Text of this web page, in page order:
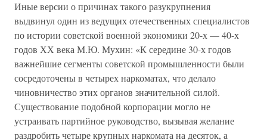
Иные версии о причинах такого разукрупнения
выдвинул один из ведущих отечественных специалистов
по истории советской военной экономики 20-х — 40-х
годов ХХ века М.Ю. Мухин: «К середине 30-х годов
важнейшие сегменты советской промышленности были
сосредоточены в четырех наркоматах, что делало
чиновничество этих органов значительной силой.
Существование подобной корпорации могло не
устраивать партийное руководство, вызывая желание
раздробить четыре крупных наркомата на десяток, а